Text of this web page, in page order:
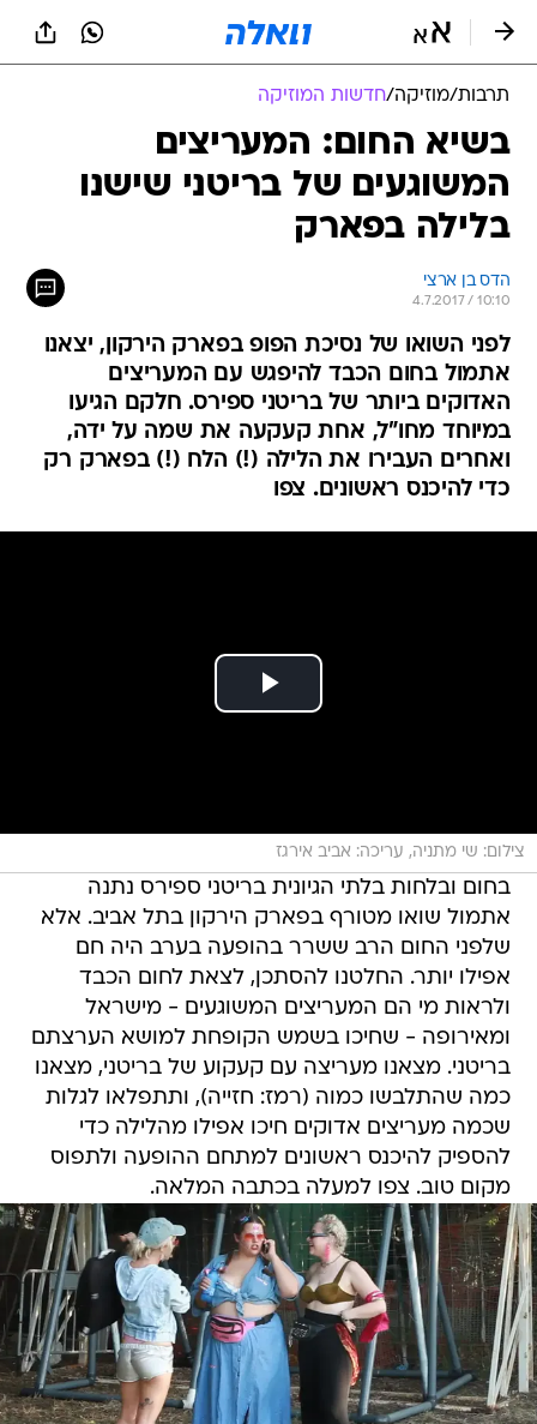
תרבות/מוזיקה/חדשות המוזיקה
בשיא החום: המעריצים
המשוגעים של בריטני שישנו
בלילה בפארק
הדס בן ארצי
4.7.2017 / 10:10
לפני השואו של נסיכת הפופ בפארק הירקון, יצאנו
אתמול בחום הכבד להיפגש עם המעריצים
האדוקים ביותר של בריטני ספירס. חלקם הגיעו
במיוחד מחו"ל, אחת קעקעה את שמה על ידה,
ואחרים העבירו את הלילה (!) הלח (!) בפארק רק
כדי להיכנס ראשונים. צפו
צילום: שי מתניה, עריכה: אביב אירגז
בחום ובלחות בלתי הגיונית בריטני ספירס נתנה
אתמול שואו מטורף בפארק הירקון בתל אביב. אלא
שלפני החום הרב ששרר בהופעה בערב היה חם
אפילו יותר. החלטנו להסתכן, לצאת לחום הכבד
ולראות מי הם המעריצים המשוגעים - מישראל
ומאירופה - שחיכו בשמש הקופחת למושא הערצתם
בריטני. מצאנו מעריצה עם קעקוע של בריטני, מצאנו
כמה שהתלבשו כמוה (רמז: חזייה), ותתפלאו לגלות
שכמה מעריצים אדוקים חיכו אפילו מהלילה כדי
להספיק להיכנס ראשונים למתחם ההופעה ולתפוס
מקום טוב. צפו למעלה בכתבה המלאה.